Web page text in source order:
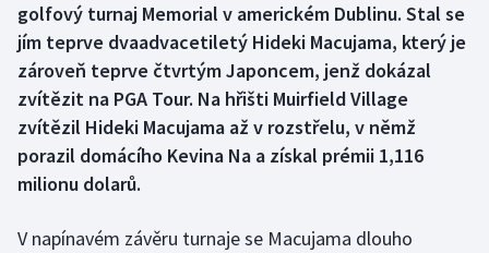
Box
Curling
Dostihy
Florbal
Futsal
golfový turnaj Memorial v americkém Dublinu. Stal se
jím teprve dvaadvacetiletý Hideki Macujama, který je
zároveň teprve čtvrtým Japoncem, jenž dokázal
zvítězit na PGA Tour. Na hřišti Muirfield Village
zvítězil Hideki Macujama až v rozstřelu, v němž
porazil domácího Kevina Na a získal prémii 1,116
milionu dolarů.
V napínavém závěru turnaje se Macujama dlouho